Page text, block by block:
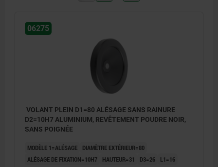
06275
VOLANT PLEIN D1=80 ALÉSAGE SANS RAINURE
D2=10H7 ALUMINIUM, REVÊTEMENT POUDRE NOIR,
SANS POIGNÉE
MODÈLE 1=ALÉSAGE
DIAMÈTRE EXTÉRIEUR=80
ALÉSAGE DE FIXATION=10H7
HAUTEUR=31 D3=26 L1=16